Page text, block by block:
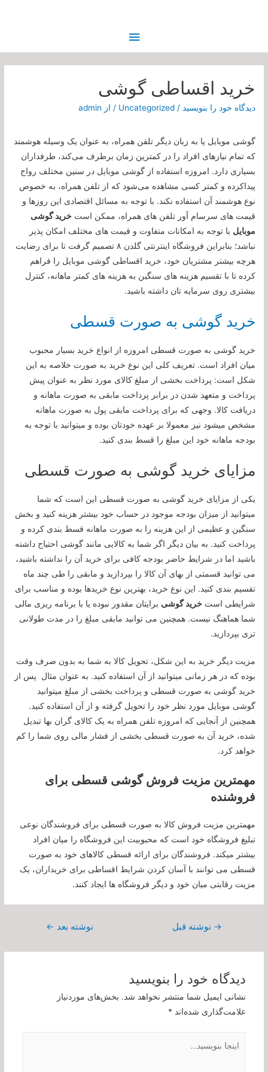
فهرست
اصلی
خرید اقساطی گوشی
دیدگاه‌ خود را بنویسید /
Uncategorized / از admin
گوشی موبایل یا به زبان دیگر تلفن همراه، به عنوان یک وسیله هوشمند
که تمام نیازهای افراد را در کمترین زمان برطرف می‌کند، طرفداران
بسیاری دارد. امروزه استفاده از گوشی موبایل در سنین مختلف رواج
پیداکرده و کمتر کسی مشاهده می‌شود که از تلفن همراه، به خصوص
نوع هوشمند آن استفاده نکند. با توجه به مسائل اقتصادی این روزها و
قیمت های سرسام آور تلفن های همراه، ممکن استخرید گوشی
موبایل با توجه به امکانات متفاوت و قیمت های مختلف امکان پذیر
نباشد؛ بنابراین فروشگاه اینترنتی گلدن ۸ تصمیم گرفت تا برای رضایت
هرچه بیشتر مشتریان خود، خرید اقساطی گوشی موبایل را فراهم
کرده تا با تقسیم هزینه های سنگین به هزینه های کمتر ماهانه، کنترل
بیشتری روی سرمایه تان داشته باشید.
خرید گوشی به صورت قسطی
خرید گوشی به صورت قسطی امروزه از انواع خرید بسیار محبوب
میان افراد است. تعریف کلی این نوع خرید به صورت خلاصه به این
شکل است: پرداخت بخشی از مبلغ کالای مورد نظر به عنوان پیش
پرداخت و متعهد شدن در برابر پرداخت مابقی به صورت ماهانه و
دریافت کالا. وجهی که برای پرداخت مابقی پول به صورت ماهانه
مشخص میشود نیز معمولا بر عهده خودتان بوده و میتوانید با توجه به
بودجه ماهانه خود این مبلغ را قسط بندی کنید.
مزایای خرید گوشی به صورت قسطی
یکی از مزایای خرید گوشی به صورت قسطی این است که شما
میتوانید از میزان بودجه موجود در حساب خود بیشتر هزینه کنید و بخش
سنگین و عظیمی از این هزینه را به صورت ماهانه قسط بندی کرده و
پرداخت کنید. به بیان دیگر اگر شما به کالایی مانند گوشی احتیاج داشته
باشید اما در شرایط حاضر بودجه کافی برای خرید آن را نداشته باشید،
می توانید قسمتی از بهای آن کالا را بپردازید و مابقی را طی چند ماه
تقسیم بندی کنید. این نوع خرید، بهترین نوع خریدها بوده و مناسب برای
شرایطی استخرید گوشی برایتان مقدور نبوده یا با برنامه ریزی مالی
شما هماهنگ نیست. همچنین می توانید مابقی مبلغ را در مدت طولانی
تری بپردازید.
مزیت دیگر خرید به این شکل، تحویل کالا به شما به بدون صرف وقت
بوده که در هر زمانی میتوانید از آن استفاده کنید. به عنوان مثال پس از
خرید گوشی به صورت قسطی و پرداخت بخشی از مبلغ میتوانید
گوشی موبایل مورد نظر خود را تحویل گرفته و از آن استفاده کنید.
همچنین از آنجایی که امروزه تلفن همراه به یک کالای گران بها تبدیل
شده، خرید آن به صورت قسطی بخشی از فشار مالی روی شما را کم
خواهد کرد.
مهمترین مزیت فروش گوشی قسطی برای
فروشنده
مهمترین مزیت فروش کالا به صورت قسطی برای فروشندگان نوعی
تبلیغ فروشگاه خود است که محبوبیت این فروشگاه را میان افراد
بیشتر میکند. فروشندگان برای ارائه قسطی کالاهای خود به صورت
قسطی می توانند با آسان کردن شرایط اقساطی برای خریداران، یک
مزیت رقابتی میان خود و دیگر فروشگاه ها ایجاد کنند.
راهبری
→ نوشته قبل نوشته بعد ←
دیدگاه‌ خود را بنویسید
نشانی ایمیل شما منتشر نخواهد شد. بخش‌های موردنیاز
علامت‌گذاری شده‌اند *
بنویسید…